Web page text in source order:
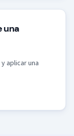
una
aplicar una